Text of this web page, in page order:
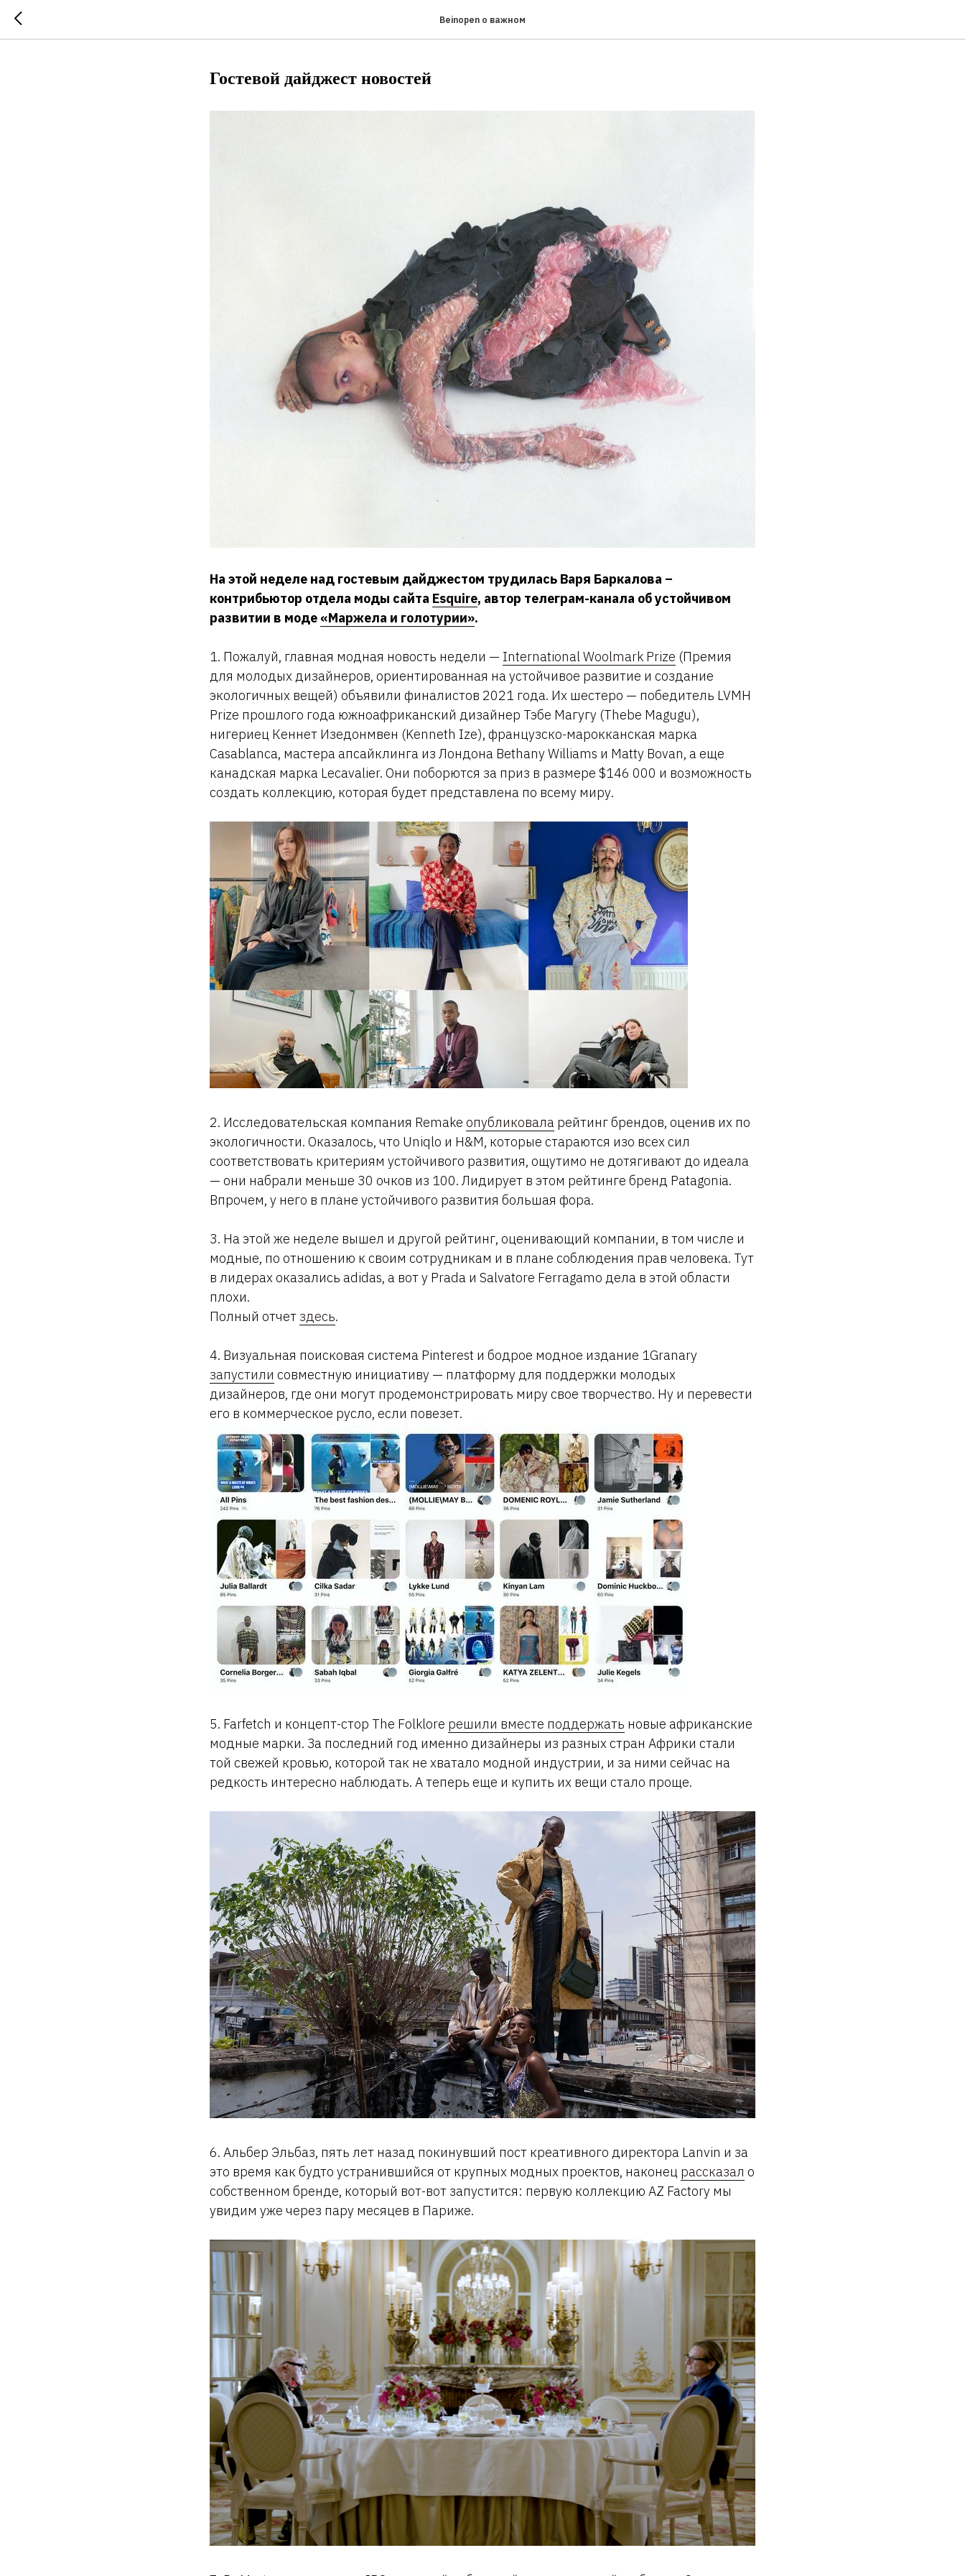
Beinopen о важном
Гостевой дайджест новостей
На этой неделе над гостевым дайджестом трудилась Варя Баркалова –
контрибьютор отдела моды сайта Esquire, автор телеграм-канала об устойчивом
развитии в моде «Маржела и голотурии».
1. Пожалуй, главная модная новость недели — International Woolmark Prize (Премия
для молодых дизайнеров, ориентированная на устойчивое развитие и создание
экологичных вещей) объявили финалистов 2021 года. Их шестеро — победитель LVMH
Prize прошлого года южноафриканский дизайнер Тэбе Магугу (Thebe Magugu),
нигериец Кеннет Изедонмвен (Kenneth Ize), французско-марокканская марка
Casablanca, мастера апсайклинга из Лондона Bethany Williams и Matty Bovan, а еще
канадская марка Lecavalier. Они поборются за приз в размере $146 000 и возможность
создать коллекцию, которая будет представлена по всему миру.
2. Исследовательская компания Remake опубликовала рейтинг брендов, оценив их по
экологичности. Оказалось, что Uniqlo и H&M, которые стараются изо всех сил
соответствовать критериям устойчивого развития, ощутимо не дотягивают до идеала
— они набрали меньше 30 очков из 100. Лидирует в этом рейтинге бренд Patagonia.
Впрочем, у него в плане устойчивого развития большая фора.
3. На этой же неделе вышел и другой рейтинг, оценивающий компании, в том числе и
модные, по отношению к своим сотрудникам и в плане соблюдения прав человека. Тут
в лидерах оказались adidas, а вот у Prada и Salvatore Ferragamo дела в этой области
плохи.
Полный отчет здесь.
4. Визуальная поисковая система Pinterest и бодрое модное издание 1Granary
запустили совместную инициативу — платформу для поддержки молодых
дизайнеров, где они могут продемонстрировать миру свое творчество. Ну и перевести
его в коммерческое русло, если повезет.
5. Farfetch и концепт-стор The Folklore решили вместе поддержать новые африканские
модные марки. За последний год именно дизайнеры из разных стран Африки стали
той свежей кровью, которой так не хватало модной индустрии, и за ними сейчас на
редкость интересно наблюдать. А теперь еще и купить их вещи стало проще.
6. Альбер Эльбаз, пять лет назад покинувший пост креативного директора Lanvin и за
это время как будто устранившийся от крупных модных проектов, наконец рассказал о
собственном бренде, который вот-вот запустится: первую коллекцию AZ Factory мы
увидим уже через пару месяцев в Париже.